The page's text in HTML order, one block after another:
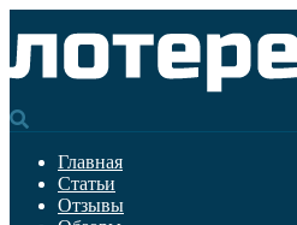
Главная
Статьи
Отзывы